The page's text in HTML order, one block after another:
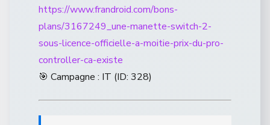
https://www.frandroid.com/bons-
plans/3167249_une-manette-switch-2-
sous-licence-officielle-a-moitie-prix-du-pro-
controller-ca-existe
🎯 Campagne : IT (ID: 328)